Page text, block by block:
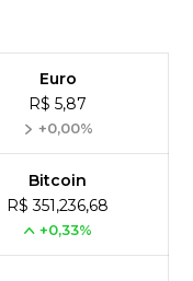
Euro
R$ 5,87
+0,00%
Bitcoin
R$ 351,236,68
+0,33%